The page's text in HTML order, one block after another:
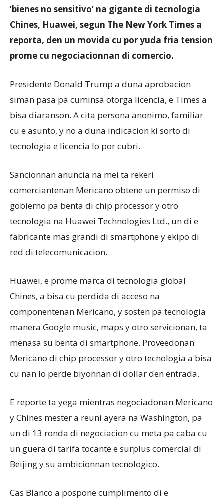
‘bienes no sensitivo’ na gigante di tecnologia
Chines, Huawei, segun The New York Times a
reporta, den un movida cu por yuda fria tension
prome cu negociacionnan di comercio.
Presidente Donald Trump a duna aprobacion
siman pasa pa cuminsa otorga licencia, e Times a
bisa diaranson. A cita persona anonimo, familiar
cu e asunto, y no a duna indicacion ki sorto di
tecnologia e licencia lo por cubri.
Sancionnan anuncia na mei ta rekeri
comerciantenan Mericano obtene un permiso di
gobierno pa benta di chip processor y otro
tecnologia na Huawei Technologies Ltd., un di e
fabricante mas grandi di smartphone y ekipo di
red di telecomunicacion.
Huawei, e prome marca di tecnologia global
Chines, a bisa cu perdida di acceso na
componentenan Mericano, y sosten pa tecnologia
manera Google music, maps y otro servicionan, ta
menasa su benta di smartphone. Proveedonan
Mericano di chip processor y otro tecnologia a bisa
cu nan lo perde biyonnan di dollar den entrada.
E reporte ta yega mientras negociadonan Mericano
y Chines mester a reuni ayera na Washington, pa
un di 13 ronda di negociacion cu meta pa caba cu
un guera di tarifa tocante e surplus comercial di
Beijing y su ambicionnan tecnologico.
Cas Blanco a pospone cumplimento di e